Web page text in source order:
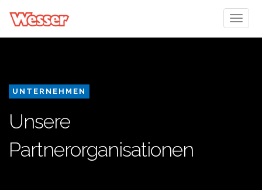
UNTERNEHMEN
Unsere
Partnerorganisationen